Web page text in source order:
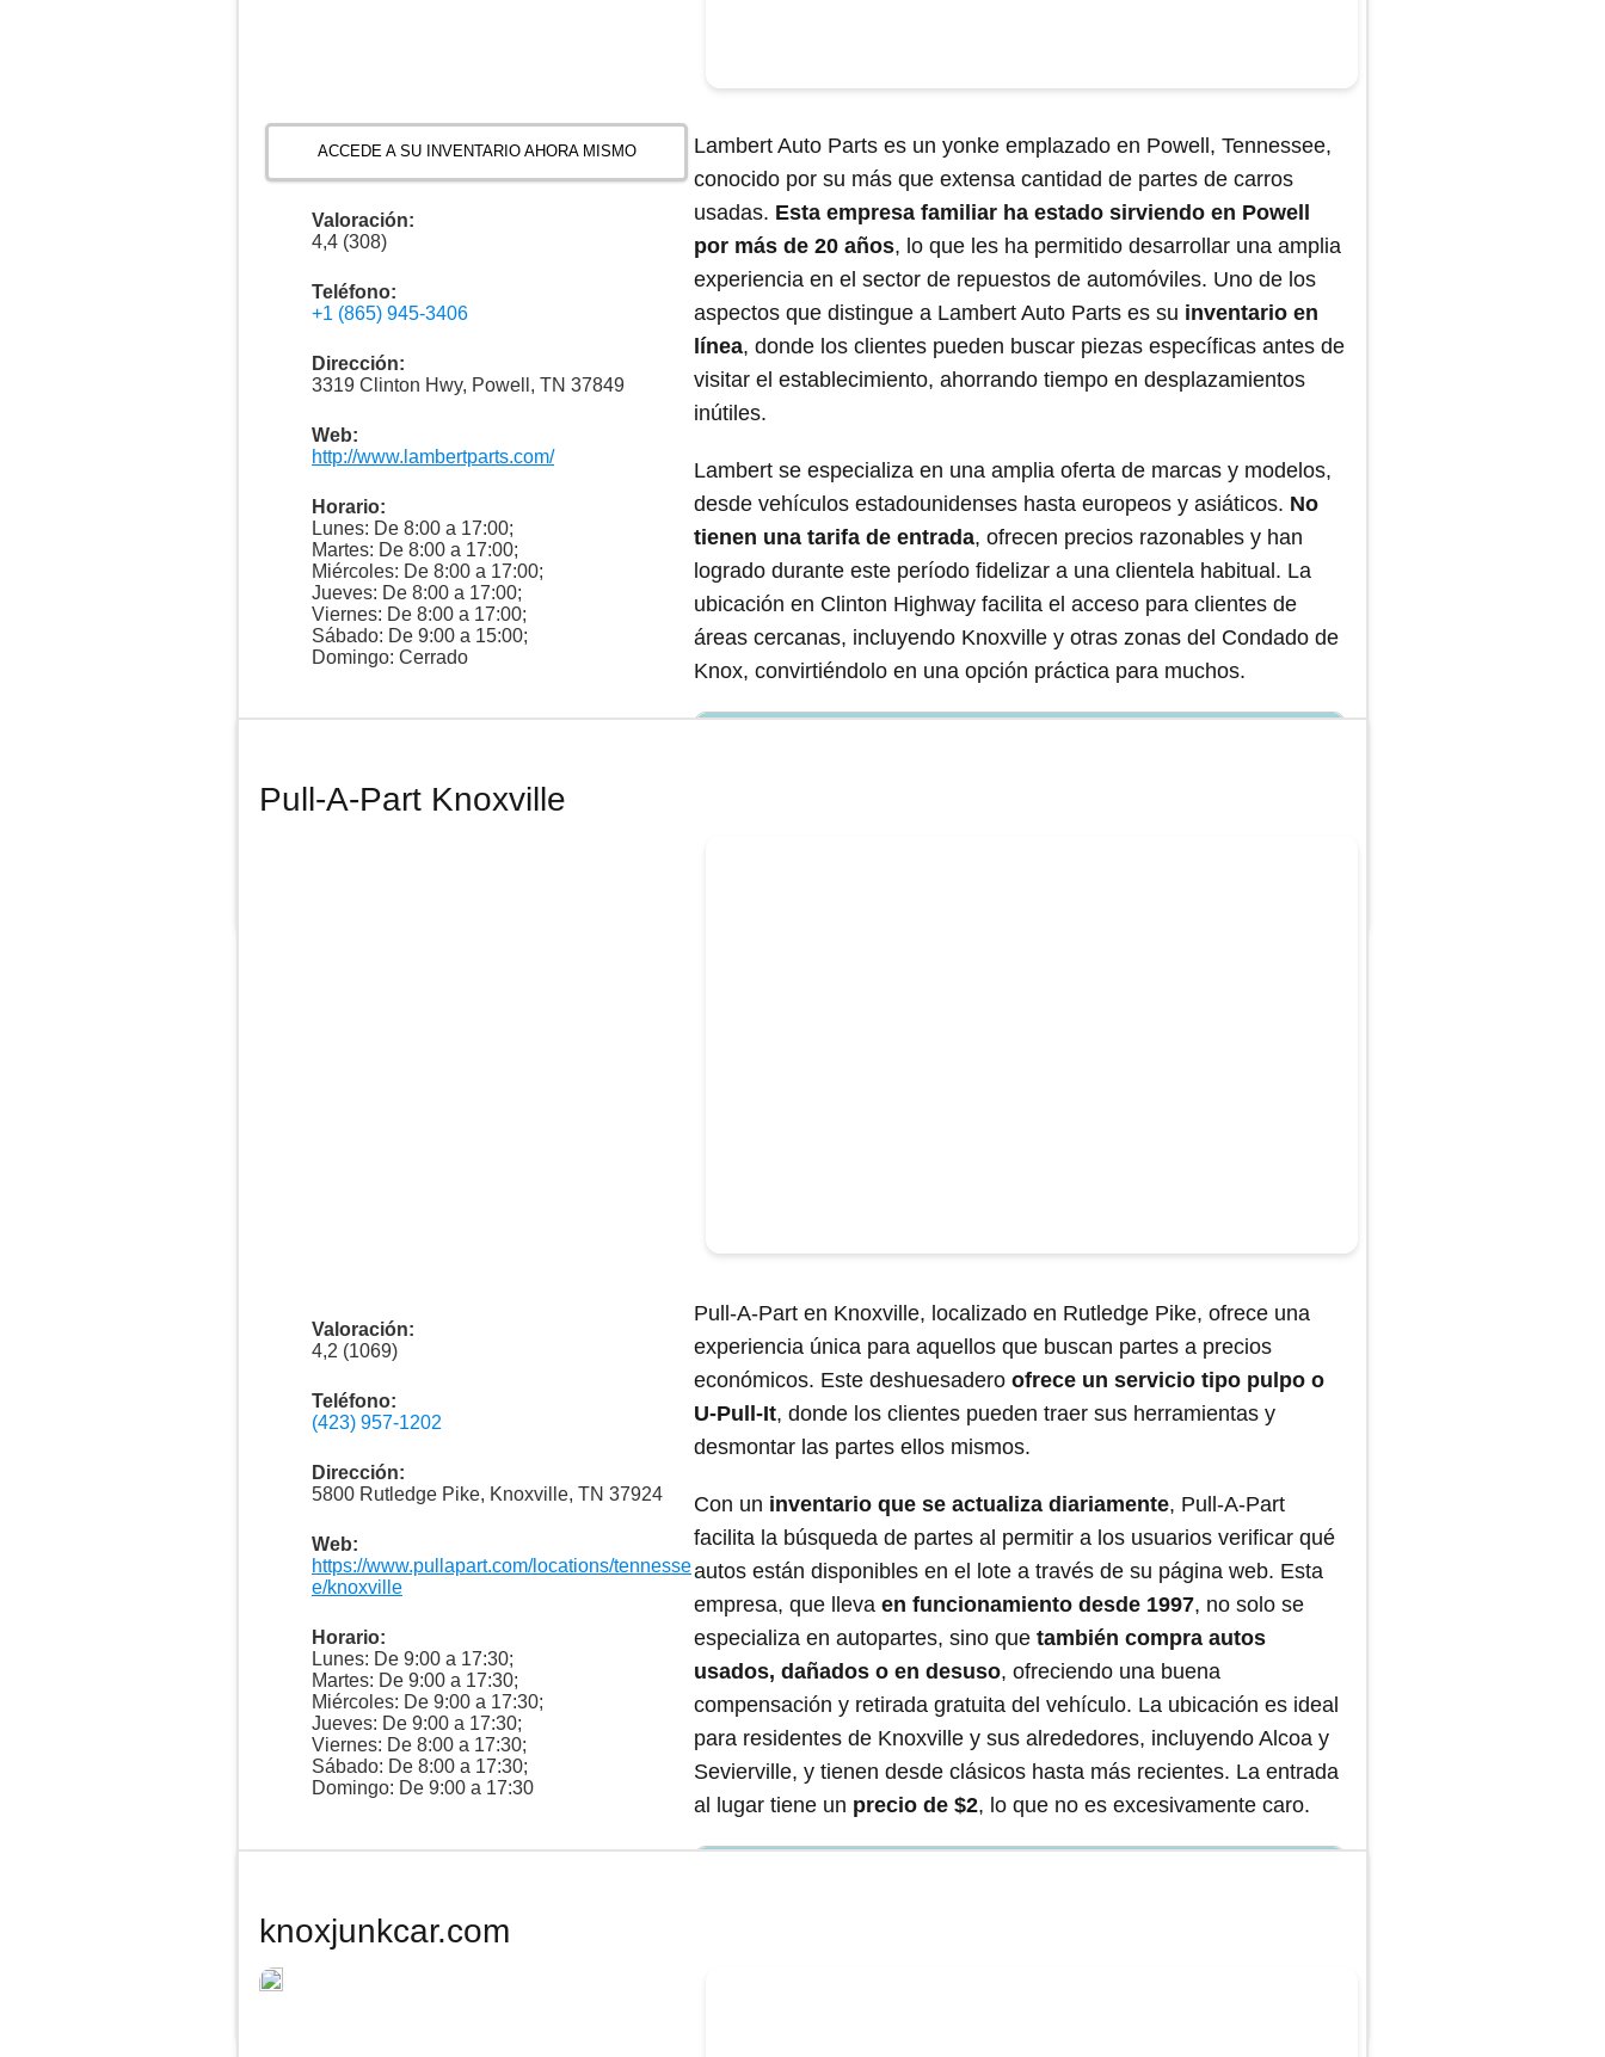
ACCEDE A SU INVENTARIO AHORA MISMO
Valoración:
4,4 (308)
Teléfono:
+1 (865) 945-3406
Dirección:
3319 Clinton Hwy, Powell, TN 37849
Web:
http://www.lambertparts.com/
Horario:
Lunes: De 8:00 a 17:00;
Martes: De 8:00 a 17:00;
Miércoles: De 8:00 a 17:00;
Jueves: De 8:00 a 17:00;
Viernes: De 8:00 a 17:00;
Sábado: De 9:00 a 15:00;
Domingo: Cerrado
Lambert Auto Parts es un yonke emplazado en Powell, Tennessee,
conocido por su más que extensa cantidad de partes de carros
usadas. Esta empresa familiar ha estado sirviendo en Powell
por más de 20 años, lo que les ha permitido desarrollar una amplia
experiencia en el sector de repuestos de automóviles. Uno de los
aspectos que distingue a Lambert Auto Parts es su inventario en
línea, donde los clientes pueden buscar piezas específicas antes de
visitar el establecimiento, ahorrando tiempo en desplazamientos
inútiles.
Lambert se especializa en una amplia oferta de marcas y modelos,
desde vehículos estadounidenses hasta europeos y asiáticos. No
tienen una tarifa de entrada, ofrecen precios razonables y han
logrado durante este período fidelizar a una clientela habitual. La
ubicación en Clinton Highway facilita el acceso para clientes de
áreas cercanas, incluyendo Knoxville y otras zonas del Condado de
Knox, convirtiéndolo en una opción práctica para muchos.
Pull-A-Part Knoxville
Valoración:
4,2 (1069)
Teléfono:
(423) 957-1202
Dirección:
5800 Rutledge Pike, Knoxville, TN 37924
Web:
https://www.pullapart.com/locations/tennesse
e/knoxville
Horario:
Lunes: De 9:00 a 17:30;
Martes: De 9:00 a 17:30;
Miércoles: De 9:00 a 17:30;
Jueves: De 9:00 a 17:30;
Viernes: De 8:00 a 17:30;
Sábado: De 8:00 a 17:30;
Domingo: De 9:00 a 17:30
Pull-A-Part en Knoxville, localizado en Rutledge Pike, ofrece una
experiencia única para aquellos que buscan partes a precios
económicos. Este deshuesadero ofrece un servicio tipo pulpo o
U-Pull-It, donde los clientes pueden traer sus herramientas y
desmontar las partes ellos mismos.
Con un inventario que se actualiza diariamente, Pull-A-Part
facilita la búsqueda de partes al permitir a los usuarios verificar qué
autos están disponibles en el lote a través de su página web. Esta
empresa, que lleva en funcionamiento desde 1997, no solo se
especializa en autopartes, sino que también compra autos
usados, dañados o en desuso, ofreciendo una buena
compensación y retirada gratuita del vehículo. La ubicación es ideal
para residentes de Knoxville y sus alrededores, incluyendo Alcoa y
Sevierville, y tienen desde clásicos hasta más recientes. La entrada
al lugar tiene un precio de $2, lo que no es excesivamente caro.
knoxjunkcar.com